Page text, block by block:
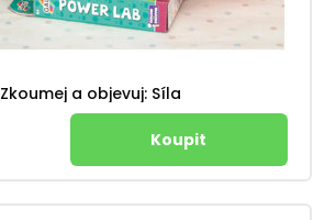
Zkoumej a objevuj: Síla